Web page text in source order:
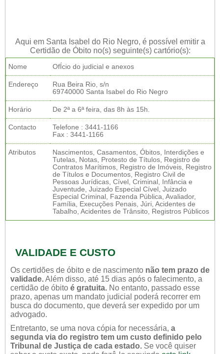
Aqui em Santa Isabel do Rio Negro, é possível emitir a
Certidão de Óbito no(s) seguinte(s) cartório(s):
Nome OfÍcio do judicial e anexos
Endereço
Rua Beira Rio, s/n
69740000 Santa Isabel do Rio Negro
Horário De 2ª a 6ª feira, das 8h às 15h.
Contacto
Telefone : 3441-1166
Fax : 3441-1166
Atributos
Nascimentos, Casamentos, Óbitos, Interdições e
Tutelas, Notas, Protesto de Títulos, Registro de
Contratos Marítimos, Registro de Imóveis, Registro
de Títulos e Documentos, Registro Civil de
Pessoas Jurídicas, Cível, Criminal, Infância e
Juventude, Juizado Especial Cível, Juizado
Especial Criminal, Fazenda Pública, Avaliador,
Família, Execuções Penais, Júri, Acidentes de
Tabalho, Acidentes de Trânsito, Registros Públicos
VALIDADE E CUSTO
Os certidões de óbito e de nascimento não tem prazo de
validade.Além disso, até 15 dias após o falecimento, a
certidão de óbito é gratuita. No entanto, passado esse
prazo, apenas um mandato judicial poderá recorrer em
busca do documento, que deverá ser expedido por um
advogado.
Entretanto, se uma nova cópia for necessária, a
segunda via do registro tem um custo definido pelo
Tribunal de Justiça de cada estado. Se você quiser